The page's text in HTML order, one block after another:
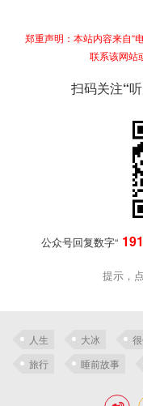
郑重声明：本站内容来自“
联系该网站
扫码关注“
公众号回复数字“
提示，
人生 大冰
旅行
睡前故事